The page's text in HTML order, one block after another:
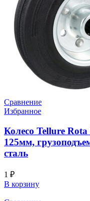
Сравнение
Избранное
Колесо Tellure
125мм,
сталь
1 ₽
В корзину